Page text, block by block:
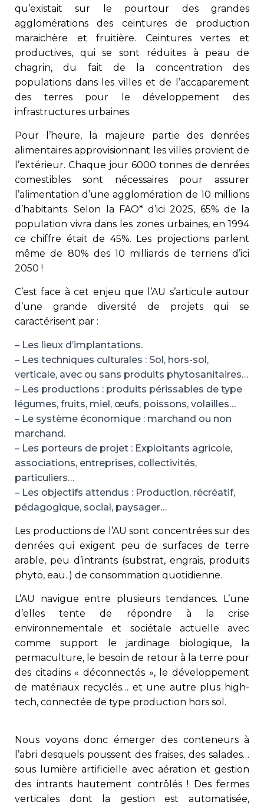
qu’existait sur le pourtour des grandes
agglomérations des ceintures de production
maraichère et fruitière. Ceintures vertes et
productives, qui se sont réduites à peau de
chagrin, du fait de la concentration des
populations dans les villes et de l’accaparement
des terres pour le développement des
infrastructures urbaines.
Pour l’heure, la majeure partie des denrées
alimentaires approvisionnant les villes provient de
l’extérieur. Chaque jour 6000 tonnes de denrées
comestibles sont nécessaires pour assurer
l’alimentation d’une agglomération de 10 millions
d’habitants. Selon la FAO* d’ici 2025, 65% de la
population vivra dans les zones urbaines, en 1994
ce chiffre était de 45%. Les projections parlent
même de 80% des 10 milliards de terriens d’ici
2050 !
C’est face à cet enjeu que l’AU s’articule autour
d’une grande diversité de projets qui se
caractérisent par :
– Les lieux d’implantations.
– Les techniques culturales : Sol, hors-sol,
verticale, avec ou sans produits phytosanitaires…
– Les productions : produits périssables de type
légumes, fruits, miel, œufs, poissons, volailles…
– Le système économique : marchand ou non
marchand.
– Les porteurs de projet : Exploitants agricole,
associations, entreprises, collectivités,
particuliers…
– Les objectifs attendus : Production, récréatif,
pédagogique, social, paysager…
Les productions de l’AU sont concentrées sur des
denrées qui exigent peu de surfaces de terre
arable, peu d’intrants (substrat, engrais, produits
phyto, eau..) de consommation quotidienne.
L’AU navigue entre plusieurs tendances. L’une
d’elles tente de répondre à la crise
environnementale et sociétale actuelle avec
comme support le jardinage biologique, la
permaculture, le besoin de retour à la terre pour
des citadins « déconnectés », le développement
de matériaux recyclés… et une autre plus high-
tech, connectée de type production hors sol.
Nous voyons donc émerger des conteneurs à
l’abri desquels poussent des fraises, des salades…
sous lumière artificielle avec aération et gestion
des intrants hautement contrôlés ! Des fermes
verticales dont la gestion est automatisée,